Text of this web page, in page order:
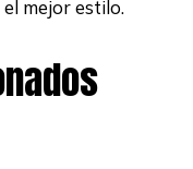
mejor estilo.